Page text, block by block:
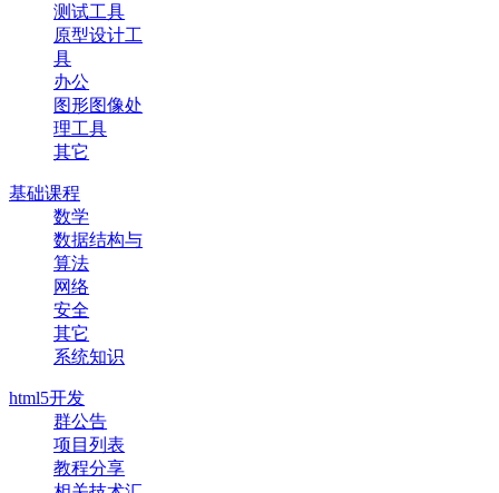
测试工具
原型设计工
具
办公
图形图像处
理工具
其它
基础课程
数学
数据结构与
算法
网络
安全
其它
系统知识
html5开发
群公告
项目列表
教程分享